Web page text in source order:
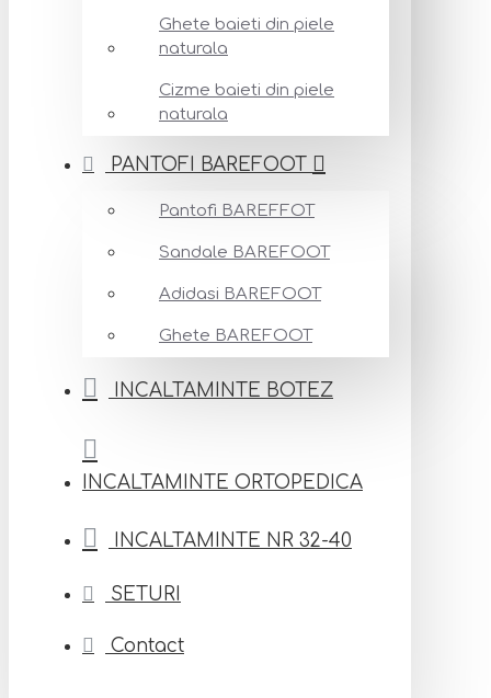
Ghete baieti din piele
naturala
Cizme baieti din piele
naturala
PANTOFI BAREFOOT
Pantofi BAREFFOT
Sandale BAREFOOT
Adidasi BAREFOOT
Ghete BAREFOOT
INCALTAMINTE BOTEZ
INCALTAMINTE ORTOPEDICA
INCALTAMINTE NR 32-40
SETURI
Contact